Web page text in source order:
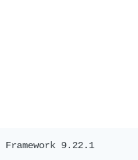
9.22.1